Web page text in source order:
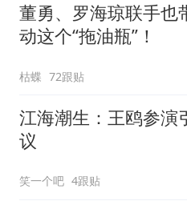
董勇、罗海琼联手也
动这个“拖油瓶”！
枯蝶 72跟贴
江海潮生：王鸥参演
议
笑一个吧 4跟贴